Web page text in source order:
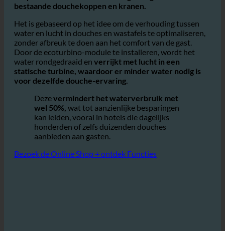
ecoturbino® is een eenvoudig maar zeer
adaptermodule die kan worden geïntegreerd in
bestaande douchekoppen en kranen.
Het is gebaseerd op het idee om de verhouding tussen
water en lucht in douches en wastafels te optimaliseren,
zonder afbreuk te doen aan het comfort van de gast.
Door de ecoturbino-module te installeren, wordt het
water rondgedraaid en verrijkt met lucht in een
statische turbine, waardoor er minder water nodig is
voor dezelfde douche-ervaring.
Dezevermindert het waterverbruik met
wel 50%,wat tot aanzienlijke besparingen
kan leiden, vooral in hotels die dagelijks
honderden of zelfs duizenden douches
aanbieden aan gasten.